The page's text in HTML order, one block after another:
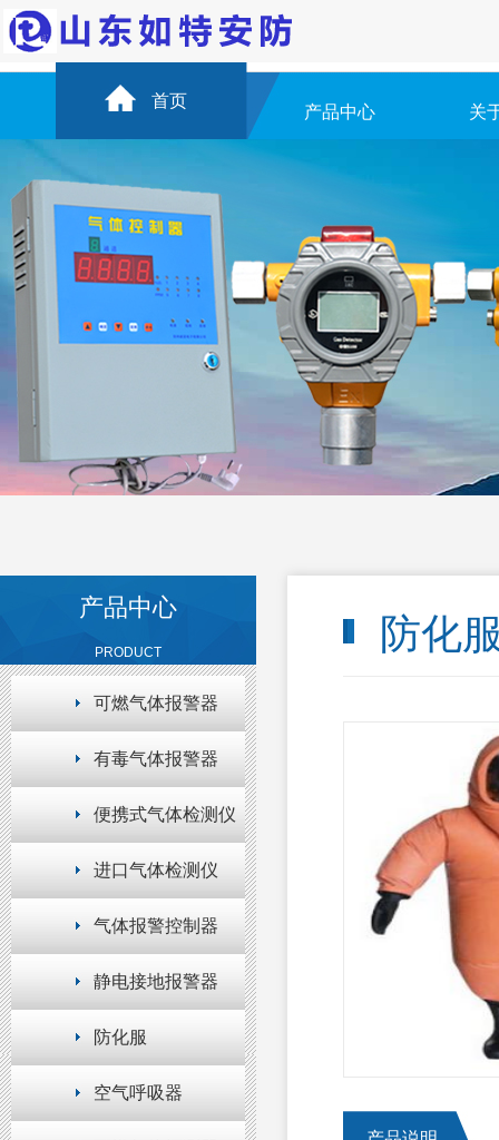
首页
产品中心 关
产品中心
PRODUCT
可燃气体报警器
有毒气体报警器
便携式气体检测仪
进口气体检测仪
气体报警控制器
静电接地报警器
防化服
空气呼吸器
防化